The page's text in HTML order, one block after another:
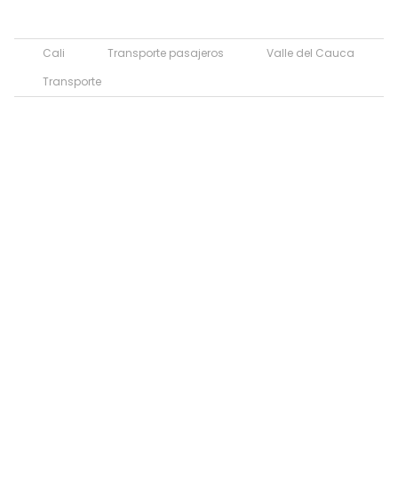
Cali Transporte pasajeros
Valle del Cauca
Transporte